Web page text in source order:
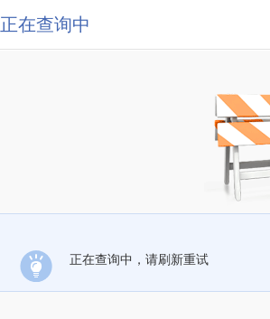
正在查询中
正在查询中，请刷新重试